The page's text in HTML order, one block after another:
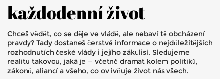
každodenní život
Chceš vědět, co se děje ve vládě, ale nebaví tě obcházení
pravdy? Tady dostaneš čerstvé informace o nejdůležitějších
rozhodnutích české vlády i jejího zákulisí. Sledujeme
realitu takovou, jaká je — včetně dramat kolem politiků,
zákonů, aliancí a všeho, co ovlivňuje život nás všech.